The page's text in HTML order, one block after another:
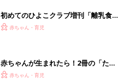
初めてのひよこクラブ増刊「離乳食1
年生 1皿作るだけ！オールインワン​レ
赤ちゃん・育児
赤ちゃんが生まれたら！2冊の「たま
ひよ」
赤ちゃん・育児